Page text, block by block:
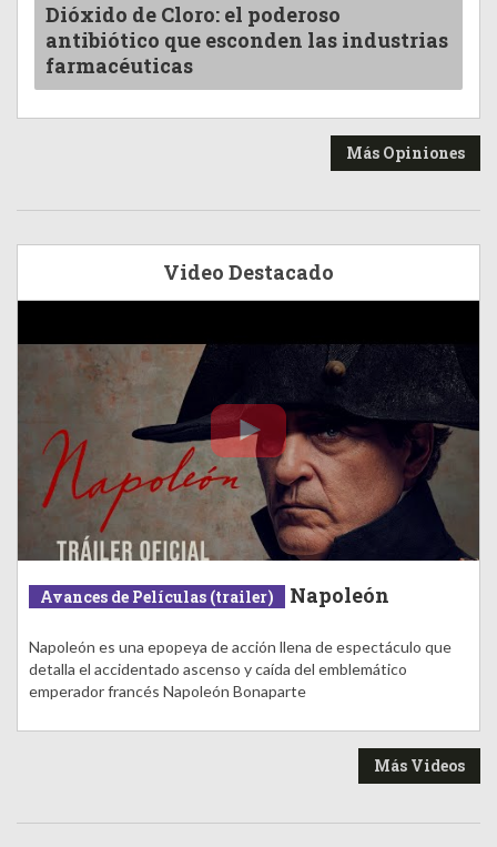
Dióxido de Cloro: el poderoso
antibiótico que esconden las industrias
farmacéuticas
Más Opiniones
Video Destacado
Avances de Películas (trailer) Napoleón
Napoleón es una epopeya de acción llena de espectáculo que
detalla el accidentado ascenso y caída del emblemático
emperador francés Napoleón Bonaparte
Más Videos